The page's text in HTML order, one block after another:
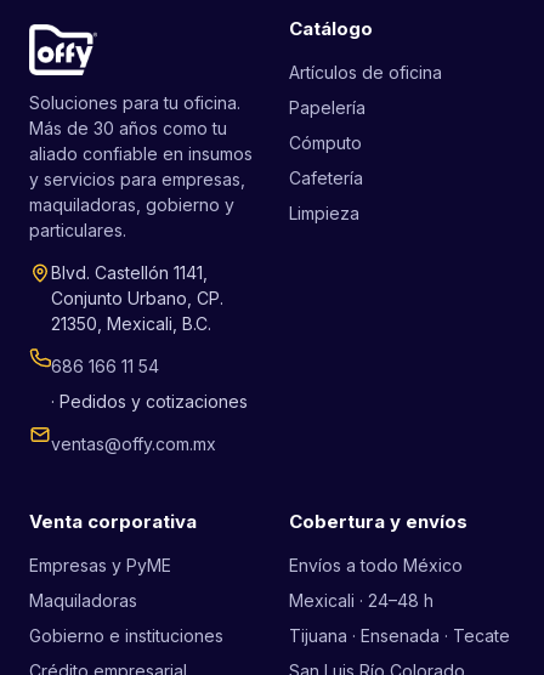
Soluciones para tu oficina.
Más de 30 años como tu
aliado confiable en insumos
y servicios para empresas,
maquiladoras, gobierno y
particulares.
Blvd. Castellón 1141,
Conjunto Urbano, CP.
21350, Mexicali, B.C.
686 166 11 54
· Pedidos y cotizaciones
ventas@offy.com.mx
Catálogo
Artículos de oficina
Papelería
Cómputo
Cafetería
Limpieza
Venta corporativa
Empresas y PyME
Maquiladoras
Gobierno e instituciones
Crédito empresarial
Cobertura y envíos
Envíos a todo México
Mexicali · 24–48 h
Tijuana · Ensenada · Tecate
San Luis Río Colorado